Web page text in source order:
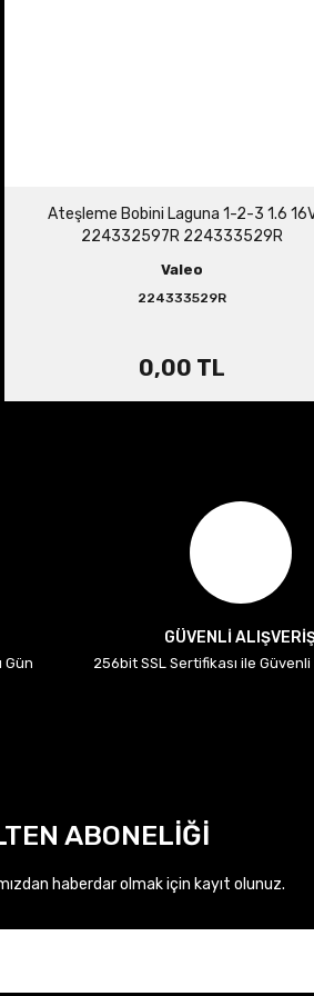
Ateşleme Bobini Laguna 1-2-3 1.6
224332597R 224333529R
Valeo
224333529R
0,00 TL
Gün
GÜVENLİ
256bit SSL Sertifikası ile Güvenli
ABONELİĞİ
haberdar olmak için kayıt olunuz.